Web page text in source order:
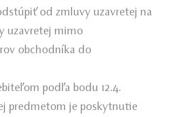
od zmluvy uzavretej na
uzavretej mimo
obchodníka do
podľa bodu 12.4.
predmetom je poskytnutie